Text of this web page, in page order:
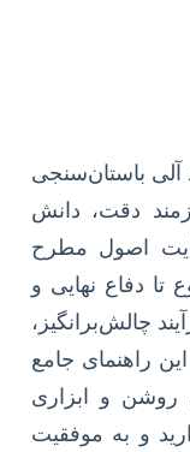
آلی باستان‌سنجی
دقت، دانش
اصول مطرح
تا دفاع نهایی و
چالش‌برانگیز،
راهنمای جامع
روشن و ابزاری
و به موفقیت